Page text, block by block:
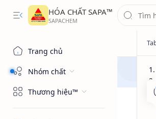
HÓA CHẤT SAPA™
Trang chủ
Nhóm chất
Thương hiệu™